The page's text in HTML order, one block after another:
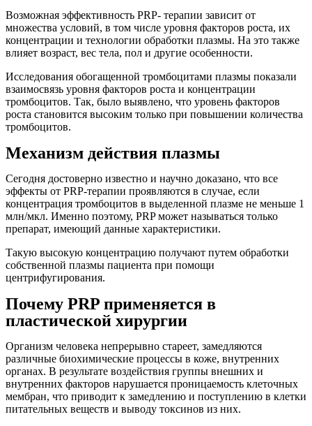
Возможная эффективность PRP- терапии зависит от
множества условий, в том числе уровня факторов роста, их
концентрации и технологии обработки плазмы. На это также
влияет возраст, вес тела, пол и другие особенности.
Исследования обогащенной тромбоцитами плазмы показали
взаимосвязь уровня факторов роста и концентрации
тромбоцитов. Так, было выявлено, что уровень факторов
роста становится высоким только при повышении количества
тромбоцитов.
Механизм действия плазмы
Сегодня достоверно известно и научно доказано, что все
эффекты от PRP-терапии проявляются в случае, если
концентрация тромбоцитов в выделенной плазме не меньше 1
млн/мкл. Именно поэтому, PRP может называться только
препарат, имеющий данные характеристики.
Такую высокую концентрацию получают путем обработки
собственной плазмы пациента при помощи
центрифугирования.
Почему PRP применяется в
пластической хирургии
Организм человека непрерывно стареет, замедляются
различные биохимические процессы в коже, внутренних
органах. В результате воздействия группы внешних и
внутренних факторов нарушается проницаемость клеточных
мембран, что приводит к замедлению и поступлению в клетки
питательных веществ и выводу токсинов из них.